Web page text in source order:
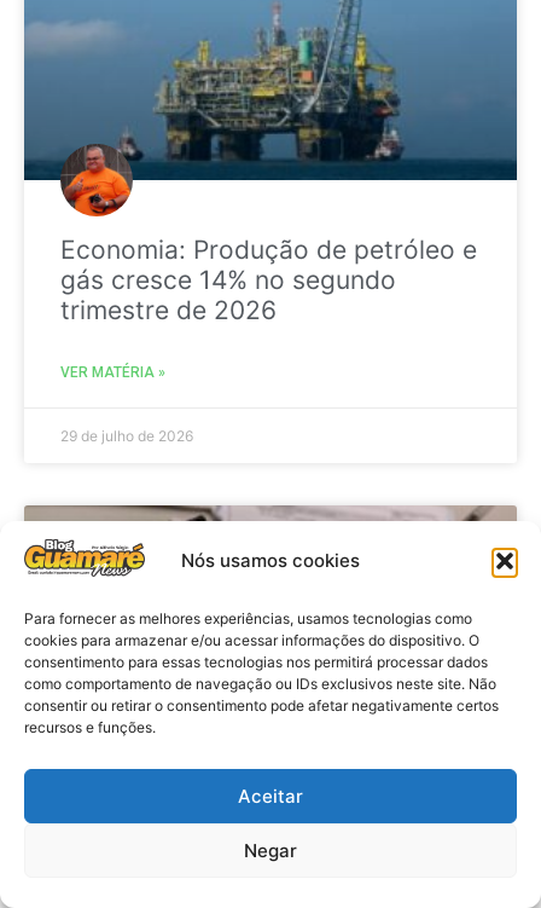
Nós usamos cookies
Para fornecer as melhores experiências, usamos tecnologias como
cookies para armazenar e/ou acessar informações do dispositivo. O
consentimento para essas tecnologias nos permitirá processar dados
como comportamento de navegação ou IDs exclusivos neste site. Não
consentir ou retirar o consentimento pode afetar negativamente certos
recursos e funções.
Aceitar
Negar
Economia: Produção de petróleo e
gás cresce 14% no segundo
trimestre de 2026
VER MATÉRIA »
29 de julho de 2026
Economia: Prazo de adesão ao
Programa Desenrola 2.0 é